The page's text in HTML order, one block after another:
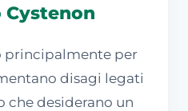
principalmente per
disagi legati
che desiderano un